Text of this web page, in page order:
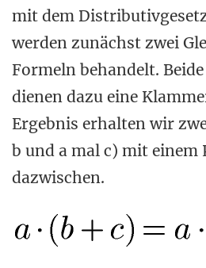
mit dem
werden zunächst zwei
Formeln behandelt.
dienen dazu eine
Ergebnis erhalten wir
b und a mal c) mit einem
dazwischen.